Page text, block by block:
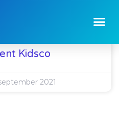
Kidsco
2021